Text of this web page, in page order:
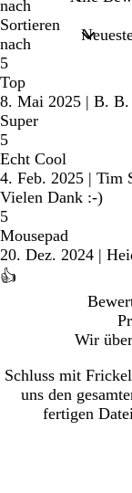
nach
Sortieren
nach
5
Top
8. Mai 2025 | B. B.
Super
5
Echt Cool
4. Feb. 2025 | Tim
Vielen Dank :-)
5
Mousepad
20. Dez. 2024 |
👍
Wir
Schluss mit
uns den
fertigen